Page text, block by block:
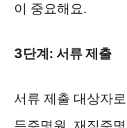
이 중요해요.
3단계: 서류 제출
서류 제출 대상자